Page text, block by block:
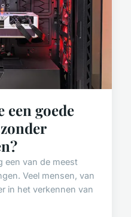
een goede
een van de meest
Veel mensen, van
in het verkennen van